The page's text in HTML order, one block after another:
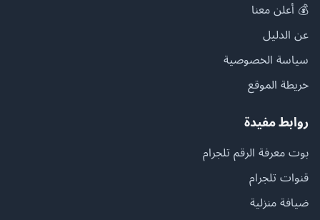
💰 أعلن معنا
عن الدليل
سياسة الخصوصية
خريطة الموقع
روابط مفيدة
بوت معرفة الرقم تلجرام
قنوات تلجرام
ضيافة منزلية